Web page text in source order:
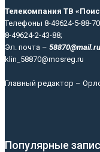
Телекомпания ТВ
Телефоны 8-49624-5-88-70
8-49624-2-43-88;
Эл. почта – 58870@mail.ru
klin_58870@mosreg.ru
Главный редактор –
Популярные